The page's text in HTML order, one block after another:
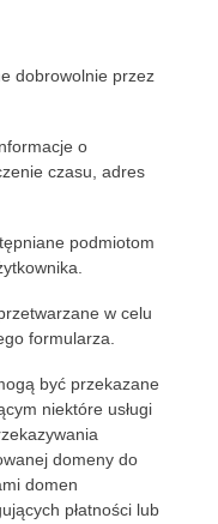
dobrowolnie przez
o
czasu, adres
podmiotom
w celu
formularza.
być przekazane
niektóre usługi
domeny do
domen
płatności lub